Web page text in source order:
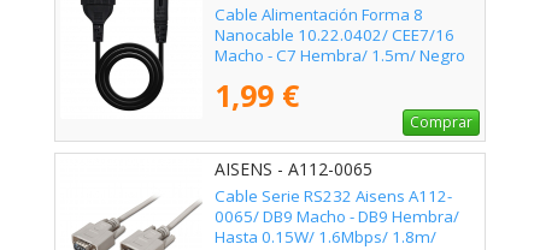
Cable Alimentación Forma 8
Nanocable 10.22.0402/ CEE7/16
Macho - C7 Hembra/ 1.5m/ Negro
1,99 €
Comprar
AISENS - A112-0065
Cable Serie RS232 Aisens A112-
0065/ DB9 Macho - DB9 Hembra/
Hasta 0.15W/ 1.6Mbps/ 1.8m/